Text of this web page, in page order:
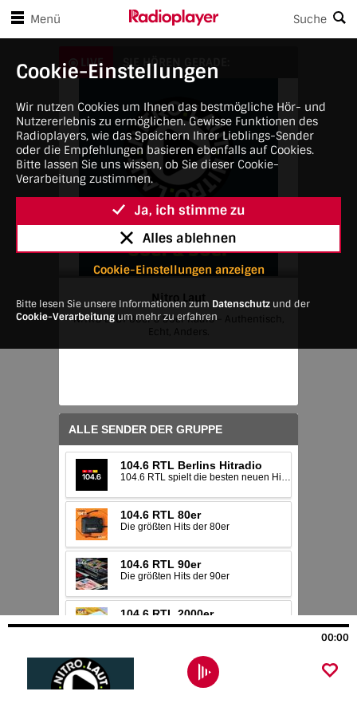
Cookie-Einstellungen
Wir nutzen Cookies um Ihnen das bestmögliche Hör- und
Nutzererlebnis zu ermöglichen. Gewisse Funktionen des
Radioplayers, wie das Speichern Ihrer Lieblings-Sender
oder die Empfehlungen basieren ebenfalls auf Cookies.
Bitte lassen Sie uns wissen, ob Sie dieser Cookie-
Verarbeitung zustimmen.
Ja, ich stimme zu
Alles ablehnen
Cookie-Einstellungen anzeigen
Bitte lesen Sie unsere Informationen zum Datenschutz und der
Cookie-Verarbeitung um mehr zu erfahren
Zum Hauptinhalt springen
Player-Steuerungen springen
Menü Suche
Nitro Laut
LIVE SIE HÖREN GERADE:
Nitro Laut
NITRO LAUT 80er & 90er Radio – Authentisch,
Echt, Anders.
00:00